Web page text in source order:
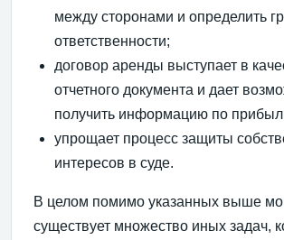
между сторонами и определить
ответственности;
договор аренды выступает в
отчетного документа и дает
получить информацию по
упрощает процесс защиты
интересов в суде.
В целом помимо указанных выше
существует множество иных задач,